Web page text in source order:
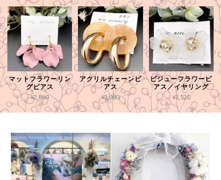
マットフラワーリン
グピアス
¥2,860
アクリルチェーンピ
アス
¥1,980
ビジューフラワーピ
アス／イヤリング
¥3,520